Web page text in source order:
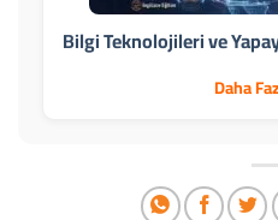
Bilgi Teknolojileri ve
Daha